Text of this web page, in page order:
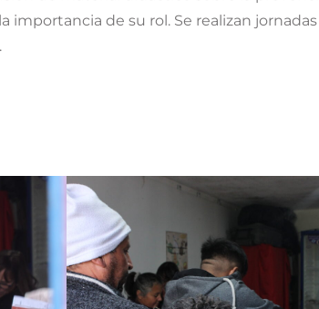
de su rol. Se realizan